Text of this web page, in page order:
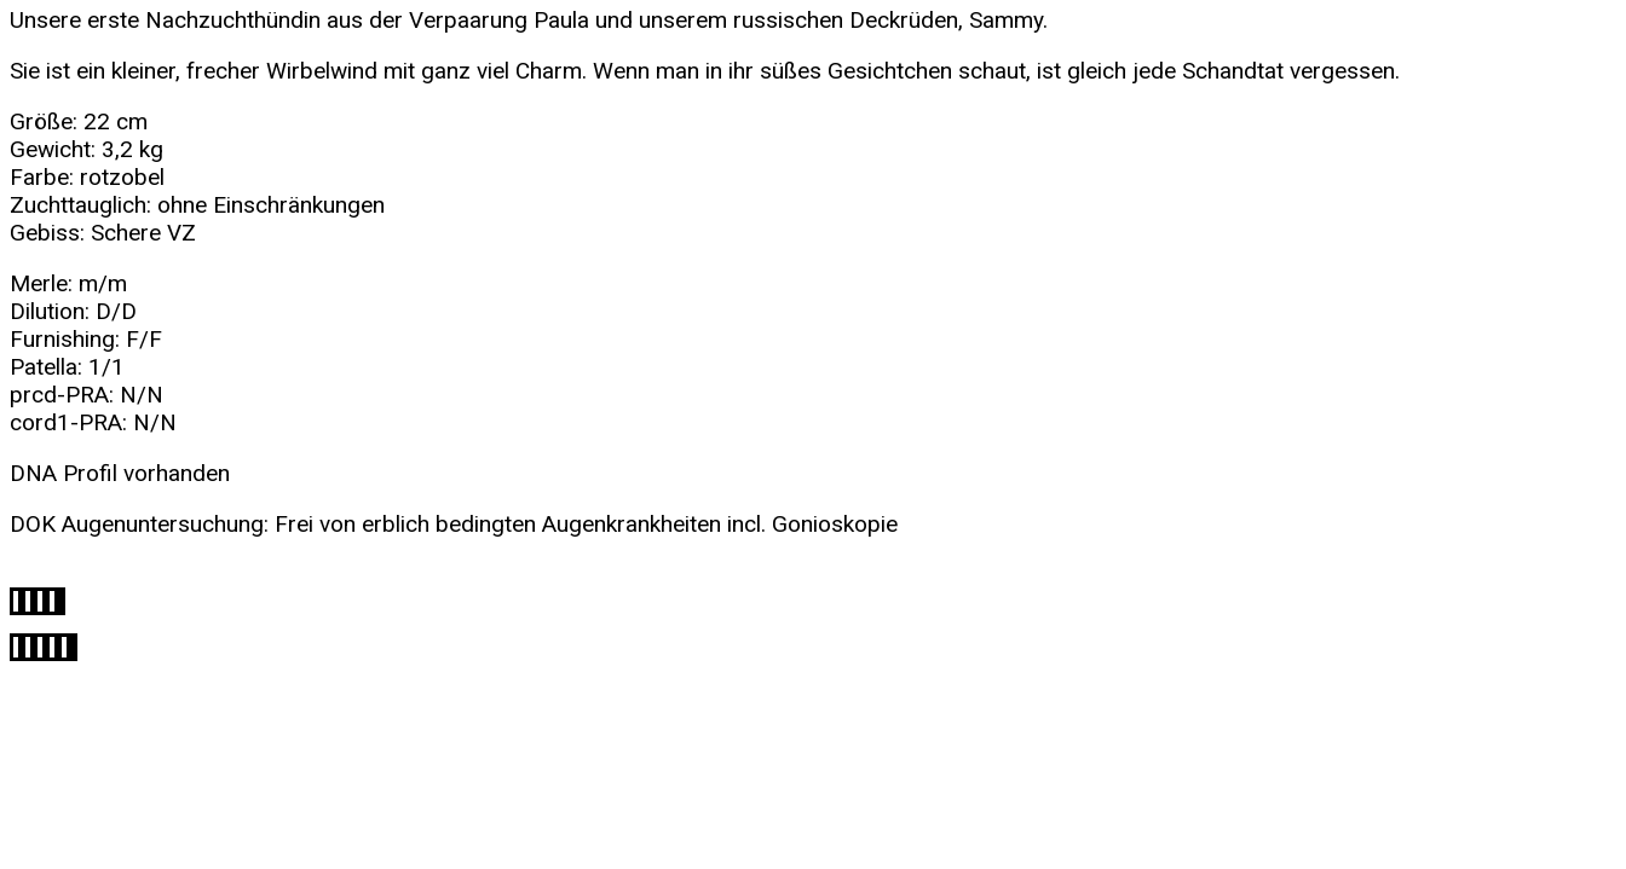
Unsere erste Nachzuchthündin aus der Verpaarung Paula und unserem russischen Deckrüden, Sammy.
Sie ist ein kleiner, frecher Wirbelwind mit ganz viel Charm. Wenn man in ihr süßes Gesichtchen schaut, ist gleich jede Schandtat vergessen.
Größe: 22 cm
Gewicht: 3,2 kg
Farbe: rotzobel
Zuchttauglich: ohne Einschränkungen
Gebiss: Schere VZ
Merle: m/m
Dilution: D/D
Furnishing: F/F
Patella: 1/1
prcd-PRA: N/N
cord1-PRA: N/N
DNA Profil vorhanden
DOK Augenuntersuchung: Frei von erblich bedingten Augenkrankheiten incl. Gonioskopie